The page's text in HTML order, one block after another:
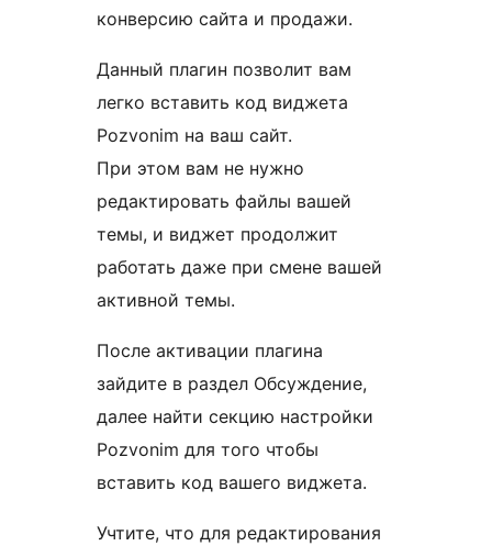
конверсию сайта и продажи.
Данный плагин позволит вам
легко вставить код виджета
Pozvonim на ваш сайт.
При этом вам не нужно
редактировать файлы вашей
темы, и виджет продолжит
работать даже при смене вашей
активной темы.
После активации плагина
зайдите в раздел Обсуждение,
далее найти секцию настройки
Pozvonim для того чтобы
вставить код вашего виджета.
Учтите, что для редактирования